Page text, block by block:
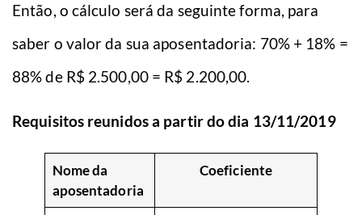
Então, o cálculo será da seguinte forma, para
saber o valor da sua aposentadoria: 70% + 18% =
88% de R$ 2.500,00 = R$ 2.200,00.
Requisitos reunidos a partir do dia 13/11/2019
Nome da
aposentadoria
Coeficiente